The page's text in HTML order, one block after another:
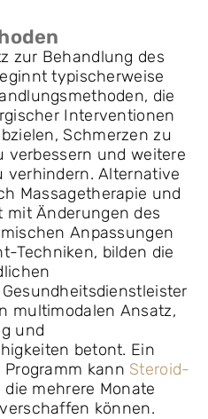
zur Behandlung des
typischerweise
die
Interventionen
Schmerzen zu
verbessern und weitere
verhindern. Alternative
Massagetherapie und
mit Änderungen des
Anpassungen
Techniken, bilden die
multimodalen Ansatz,
und
betont. Ein
kann Steroid-
mehrere Monate
können.